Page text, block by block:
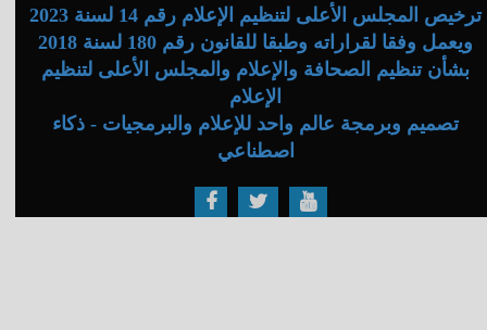
ترخيص المجلس الأعلى لتنظيم الإعلام رقم 14 لسنة 2023
ويعمل وفقا لقراراته وطبقا للقانون رقم 180 لسنة 2018
بشأن تنظيم الصحافة والإعلام والمجلس الأعلى لتنظيم
الإعلام
تصميم وبرمجة عالم واحد للإعلام والبرمجيات - ذكاء
اصطناعي